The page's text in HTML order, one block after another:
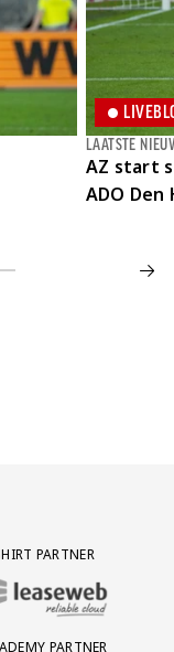
AZ start
ADO Den
LAATSTE
AFAS SOFTWARE
PARTNER
SHIRT PARTNER
PARTNER